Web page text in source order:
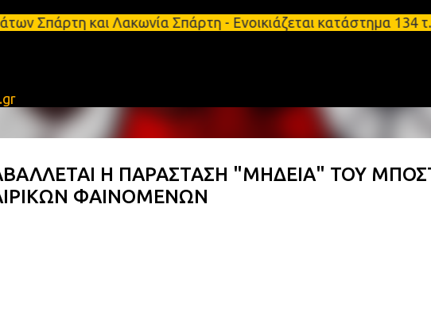
Μετάβαση στο κύριο περιεχόμενο
και Λακωνία Σπάρτη - Ενοικιάζεται κατάστημα 134
Η ΠΑΡΑΣΤΑΣΗ "ΜΗΔΕΙΑ" ΤΟΥ
ΦΑΙΝΟΜΕΝΩΝ